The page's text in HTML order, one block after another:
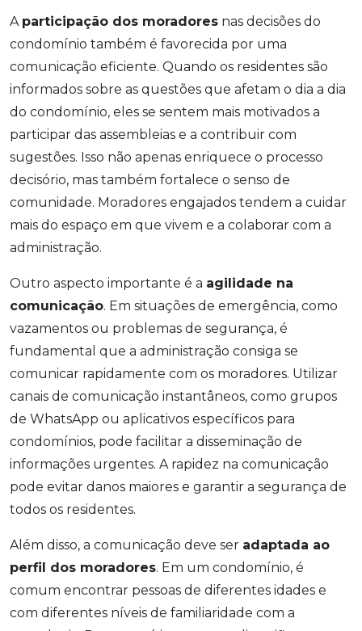
A participação dos moradores nas decisões do
condomínio também é favorecida por uma
comunicação eficiente. Quando os residentes são
informados sobre as questões que afetam o dia a dia
do condomínio, eles se sentem mais motivados a
participar das assembleias e a contribuir com
sugestões. Isso não apenas enriquece o processo
decisório, mas também fortalece o senso de
comunidade. Moradores engajados tendem a cuidar
mais do espaço em que vivem e a colaborar com a
administração.
Outro aspecto importante é a agilidade na
comunicação. Em situações de emergência, como
vazamentos ou problemas de segurança, é
fundamental que a administração consiga se
comunicar rapidamente com os moradores. Utilizar
canais de comunicação instantâneos, como grupos
de WhatsApp ou aplicativos específicos para
condomínios, pode facilitar a disseminação de
informações urgentes. A rapidez na comunicação
pode evitar danos maiores e garantir a segurança de
todos os residentes.
Além disso, a comunicação deve ser adaptada ao
perfil dos moradores. Em um condomínio, é
comum encontrar pessoas de diferentes idades e
com diferentes níveis de familiaridade com a